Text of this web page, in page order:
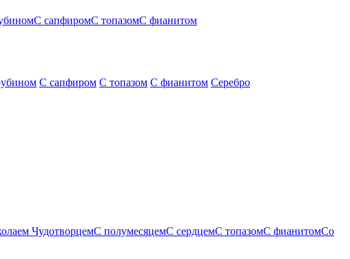
С сапфиромС топазомС фианитом
С сапфиром С топазом С фианитом Серебро
ЧудотворцемС полумесяцемС сердцемС топазомС фианитомСо